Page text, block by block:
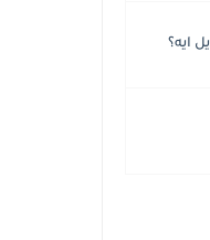
ايه؟